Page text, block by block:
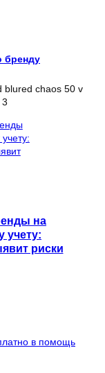
бренду
на
учету:
риски
в помощь